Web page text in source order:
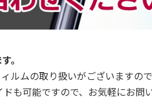
。
ルムの取り扱いがございますの
も可能ですので、お気軽にお